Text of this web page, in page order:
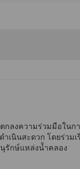
ลงความร่วมมือในก
เนินสะดวก โดยร่วมเ
รักษ์แหล่งน้ำคลอง